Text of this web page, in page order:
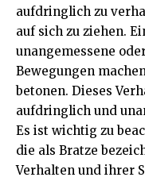
aufdringlich zu
auf sich zu ziehen.
unangemessene
Bewegungen
betonen. Dieses
aufdringlich und
Es ist wichtig zu
die als Bratze
Verhalten und ihrer